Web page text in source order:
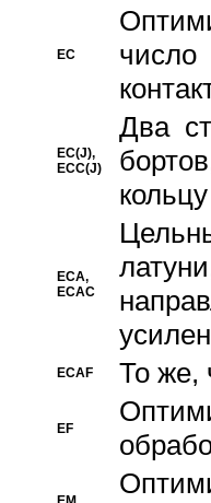
EC
EC(J),
ECC(J)
Два
ECA,
ECAC
ECAF То же,
EF